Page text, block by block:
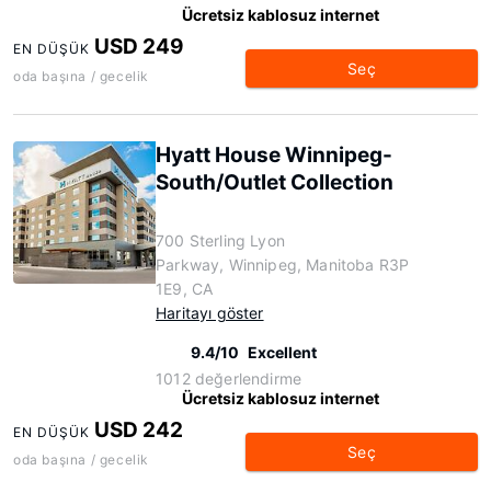
Ücretsiz kablosuz internet
EN DÜŞÜK USD 249
oda başına / gecelik Seç
Hyatt House Winnipeg-
South/Outlet Collection
700 Sterling Lyon
Parkway, Winnipeg, Manitoba R3P
1E9, CA
Haritayı göster
9.4/10 Excellent
1012 değerlendirme
Ücretsiz kablosuz internet
EN DÜŞÜK USD 242
oda başına / gecelik Seç